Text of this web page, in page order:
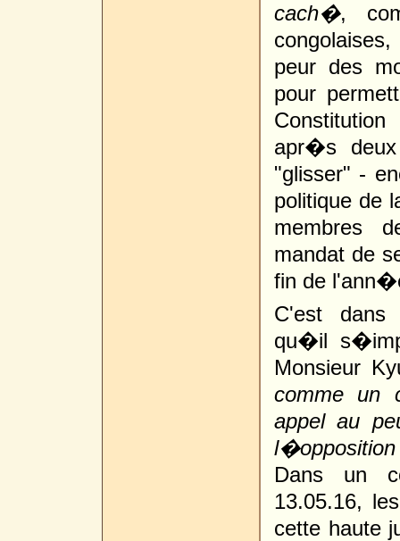
cach�,
peur des
pour
apr�s
"glisser" -
politique de
membres
mandat de
fin de
C'est dans
qu�il
Monsieur
comme un
appel au
Dans un
13.05.16,
cette haute